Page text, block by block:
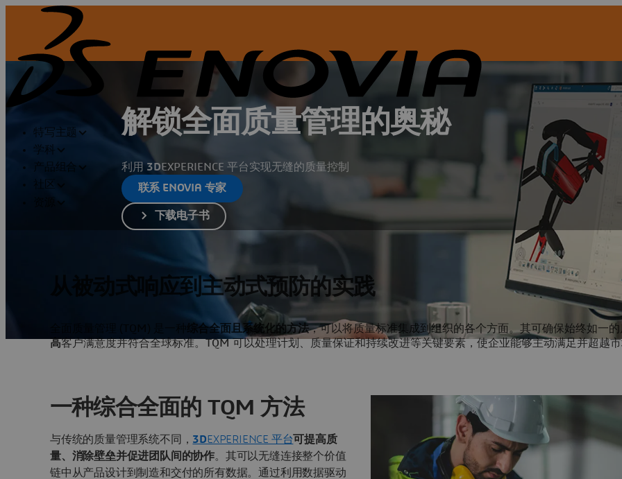
特写主题
学科
产品组合
社区
解锁全面质量管理的奥秘
利用 3D EXPERIENCE 平台实现无缝的质量控制
联系 ENOVIA 专家
下载电子书
从被动式响应到主动式预防的实践
综合全面且系统化的方法，可以将质量标准集成到组织的各个方面。其可确保始终如一
高客户满意度并符合全球标准。TQM 可以处理计划、质量保证和持续改进等关键要素，使企业能够主动满足并超越
一种综合全面的 TQM 方法
与传统的质量管理系统不同， 3DEXPERIENCE 平台可提高质
量、消除壁垒并促进团队间的协作。其可以无缝连接整个价值
链中从产品设计到制造和交付的所有数据。通过利用数据驱动